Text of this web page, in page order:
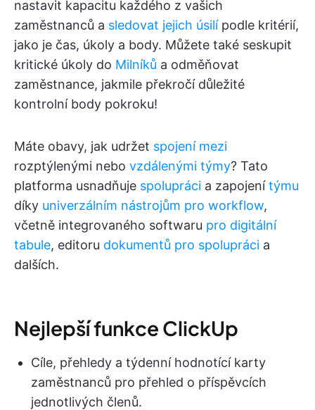
nastavit kapacitu každého z vašich
zaměstnanců a sledovat jejich úsilípodle kritérií,
jako je čas, úkoly a body. Můžete také seskupit
kritické úkoly do Milníků a odměňovat
zaměstnance, jakmile překročí důležité
kontrolní body pokroku!
Máte obavy, jak udržet spojení mezi
rozptýlenými nebo vzdálenými týmy? Tato
platforma usnadňuje spolupráci a zapojenítýmu
díky univerzálním nástrojům pro workflow,
včetně integrovaného softwaru pro digitální
tabule, editoru dokumentů pro spolupráci a
dalších.
Nejlepší funkce ClickUp
Cíle, přehledy a týdenní hodnotící karty
zaměstnanců pro přehled o příspěvcích
jednotlivých členů.